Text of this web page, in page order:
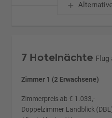
7 Hotelnächte Flug
Zimmer 1 (2 Erwachsene)
Zimmerpreis ab € 1.033,-
Doppelzimmer Landblick